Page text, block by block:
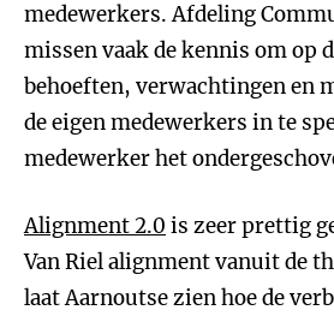
medewerkers. Afdeling
missen vaak de kennis om op
behoeften, verwachtingen en
de eigen medewerkers in te
medewerker het
Alignment 2.0 is zeer prettig
Van Riel alignment vanuit de
laat Aarnoutse zien hoe de